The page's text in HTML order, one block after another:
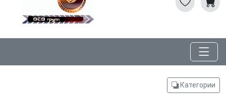
Категории